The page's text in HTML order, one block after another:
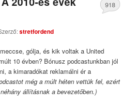
stretfordend
918
gólja, és kik voltak a United
10 évben? Bónusz podcastunkban jól
a kimaradókat reklamálni ér a
még a múlt héten vettük fel, ezért
állításnak a bevezetőben.)